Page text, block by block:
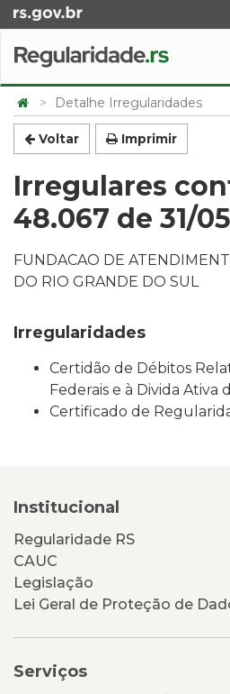
para
para
para
Início
do
conteúdo
Detalhe Irregularidades
Voltar Imprimir
Irregulares
48.067 de 31/
FUNDACAO DE
DO RIO GRANDE DO SUL
Irregularidades
Certidão de Débitos
Federais e à Divida Ativa
Certificado de
Institucional
Regularidade RS
CAUC
Legislação
Lei Geral de Proteção de
Serviços